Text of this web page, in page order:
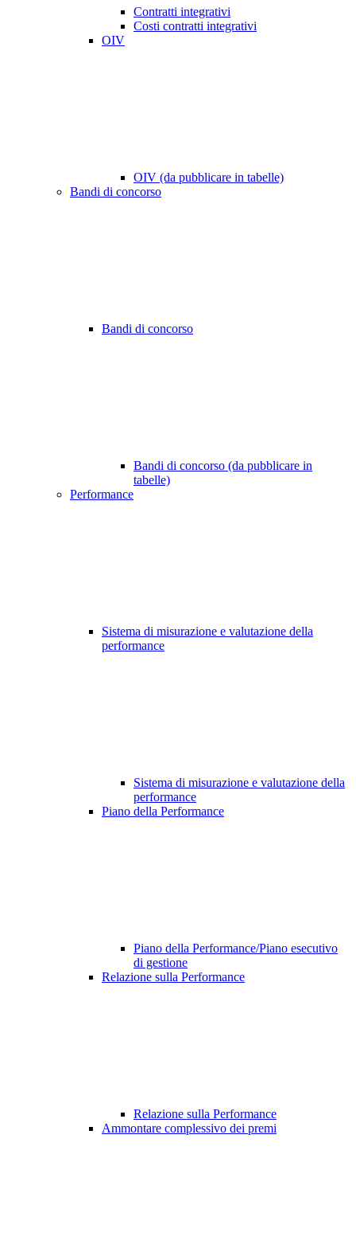
Contratti integrativi
Costi contratti integrativi
OIV
OIV (da pubblicare in tabelle)
Bandi di concorso
Bandi di concorso
Bandi di concorso (da pubblicare in
tabelle)
Performance
Sistema di misurazione e valutazione della
performance
Sistema di misurazione e valutazione della
performance
Piano della Performance
Piano della Performance/Piano esecutivo
di gestione
Relazione sulla Performance
Relazione sulla Performance
Ammontare complessivo dei premi